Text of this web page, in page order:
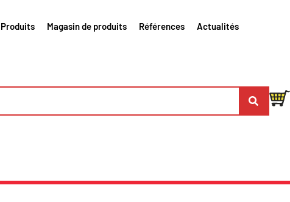
Produits Magasin de produits Références Actualités